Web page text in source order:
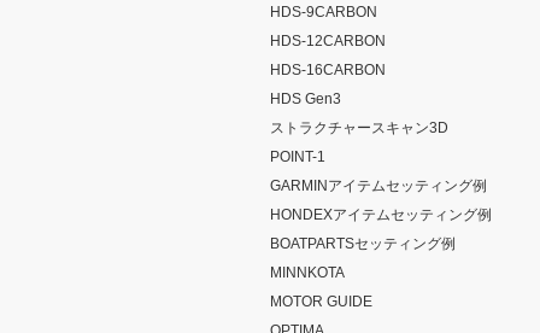
HDS-9CARBON
HDS-12CARBON
HDS-16CARBON
HDS Gen3
ストラクチャースキャン3D
POINT-1
GARMINアイテムセッティング例
HONDEXアイテムセッティング例
BOATPARTSセッティング例
MINNKOTA
MOTOR GUIDE